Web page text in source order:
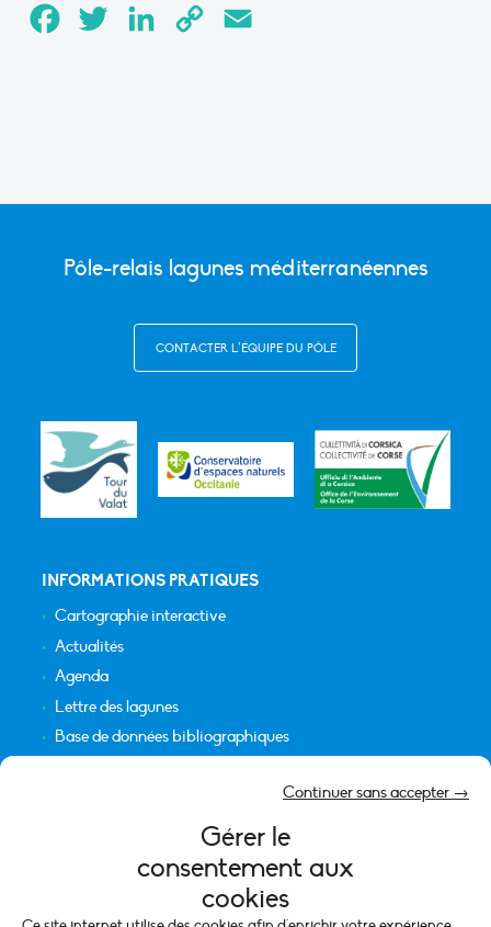
Gérer le
consentement aux
cookies
Continuer sans accepter →
FacebookTwitter LinkedInCopy
Pôle-relais lagunes méditerranéennes
CONTACTER L’ÉQUIPE DU PÔLE
INFORMATIONS PRATIQUES
Cartographie interactive
Actualités
Agenda
Lettre des lagunes
Base de données bibliographiques
Mentions légales
Politique de cookies (UE)